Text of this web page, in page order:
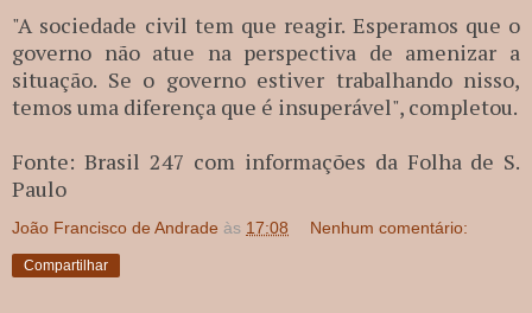
"A sociedade civil tem que reagir. Esperamos que o
governo não atue na perspectiva de amenizar a
situação. Se o governo estiver trabalhando nisso,
temos uma diferença que é insuperável", completou.
Fonte: Brasil 247 com informações da Folha de S.
Paulo
João Francisco de Andrade às 17:08 Nenhum comentário:
Compartilhar